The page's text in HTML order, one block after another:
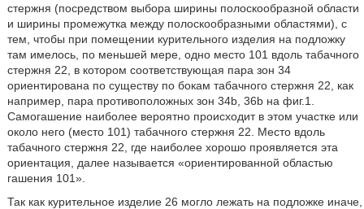
стержня (посредством выбора ширины полоскообразной области
и ширины промежутка между полоскообразными областями), с
тем, чтобы при помещении курительного изделия на подложку
там имелось, по меньшей мере, одно место 101 вдоль табачного
стержня 22, в котором соответствующая пара зон 34
ориентирована по существу по бокам табачного стержня 22, как
например, пара противоположных зон 34b, 36b на фиг.1.
Самогашение наиболее вероятно происходит в этом участке или
около него (место 101) табачного стержня 22. Место вдоль
табачного стержня 22, где наиболее хорошо проявляется эта
ориентация, далее называется «ориентированной областью
гашения 101».
Так как курительное изделие 26 могло лежать на подложке иначе,